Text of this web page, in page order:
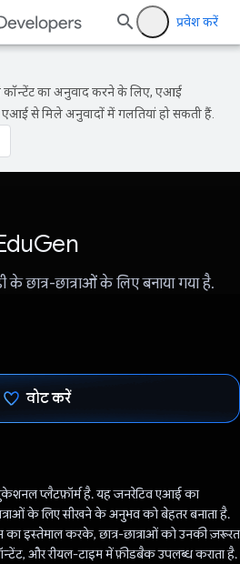
प्रवेश करें
कॉन्टेंट का अनुवाद करने के लिए, एआई
से मिले अनुवादों में गलतियां हो सकती हैं.
छात्र-छात्राओं के लिए बनाया गया है.
वोट करें
प्लैटफ़ॉर्म है. यह जनरेटिव एआई का
के लिए सीखने के अनुभव को बेहतर बनाता है.
इस्तेमाल करके, छात्र-छात्राओं को उनकी ज़रूरत
और रीयल-टाइम में फ़ीडबैक उपलब्ध कराता है.